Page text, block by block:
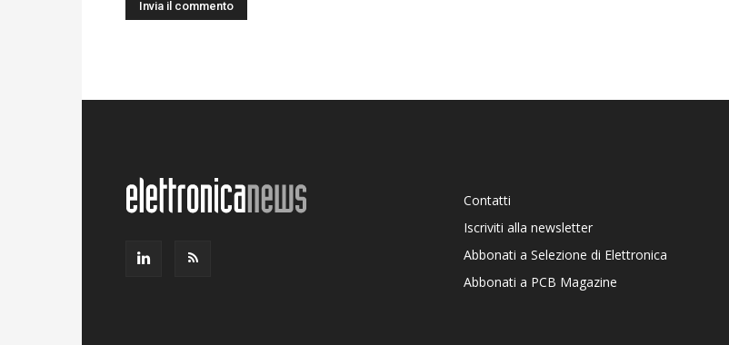
Contatti
Iscriviti alla newsletter
Abbonati a Selezione di Elettronica
Abbonati a PCB Magazine